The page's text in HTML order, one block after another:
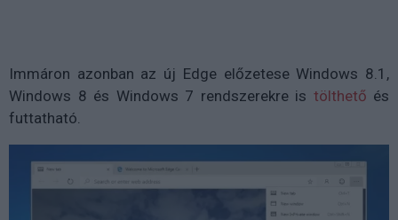
Immáron azonban az új Edge előzetese Windows 8.1,
Windows 8 és Windows 7 rendszerekre is tölthető és
futtatható.